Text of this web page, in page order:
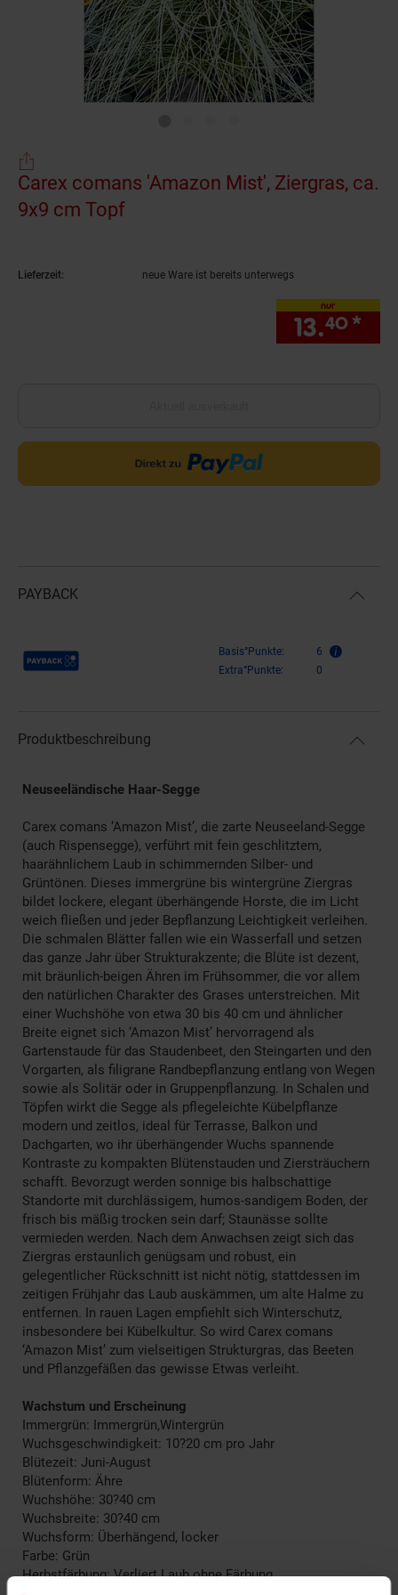
Carex comans 'Amazon Mist', Ziergras, ca.
9x9 cm Topf
Lieferzeit: neue Ware ist bereits unterwegs
nur
13.40 *
PAYBACK
Payback Punkte Basis°Punkte:
6
Extra°Punkte:
0
Produktbeschreibung
Neuseeländische Haar-Segge
Carex comans ‘Amazon Mist’, die zarte Neuseeland-Segge
(auch Rispensegge), verführt mit fein geschlitztem,
haarähnlichem Laub in schimmernden Silber- und
Grüntönen. Dieses immergrüne bis wintergrüne Ziergras
bildet lockere, elegant überhängende Horste, die im Licht
weich fließen und jeder Bepflanzung Leichtigkeit verleihen.
Die schmalen Blätter fallen wie ein Wasserfall und setzen
das ganze Jahr über Strukturakzente; die Blüte ist dezent,
mit bräunlich-beigen Ähren im Frühsommer, die vor allem
den natürlichen Charakter des Grases unterstreichen. Mit
einer Wuchshöhe von etwa 30 bis 40 cm und ähnlicher
Breite eignet sich ‘Amazon Mist’ hervorragend als
Gartenstaude für das Staudenbeet, den Steingarten und den
Vorgarten, als filigrane Randbepflanzung entlang von Wegen
sowie als Solitär oder in Gruppenpflanzung. In Schalen und
Töpfen wirkt die Segge als pflegeleichte Kübelpflanze
modern und zeitlos, ideal für Terrasse, Balkon und
Dachgarten, wo ihr überhängender Wuchs spannende
Kontraste zu kompakten Blütenstauden und Ziersträuchern
schafft. Bevorzugt werden sonnige bis halbschattige
Standorte mit durchlässigem, humos-sandigem Boden, der
frisch bis mäßig trocken sein darf; Staunässe sollte
vermieden werden. Nach dem Anwachsen zeigt sich das
Ziergras erstaunlich genügsam und robust, ein
gelegentlicher Rückschnitt ist nicht nötig, stattdessen im
zeitigen Frühjahr das Laub auskämmen, um alte Halme zu
entfernen. In rauen Lagen empfiehlt sich Winterschutz,
insbesondere bei Kübelkultur. So wird Carex comans
‘Amazon Mist’ zum vielseitigen Strukturgras, das Beeten
und Pflanzgefäßen das gewisse Etwas verleiht.
Wachstum und Erscheinung
Immergrün: Immergrün,Wintergrün
Wuchsgeschwindigkeit: 10?20 cm pro Jahr
Blütezeit: Juni-August
Blütenform: Ähre
Wuchshöhe: 30?40 cm
Wuchsbreite: 30?40 cm
Wuchsform: Überhängend, locker
Farbe: Grün
Herbstfärbung: Verliert Laub ohne Färbung